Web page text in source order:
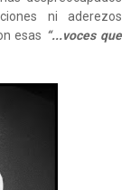
ni aderezos
esas “...voces que